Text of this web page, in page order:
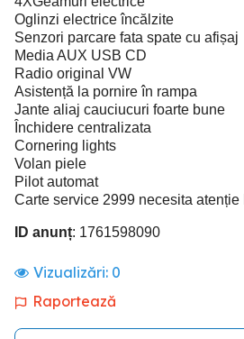
Oglinzi electrice încălzite
Senzori parcare fata spate cu afișaj
Media AUX USB CD
Radio original VW
Asistență la pornire în rampa
Jante aliaj cauciucuri foarte bune
Închidere centralizata
Cornering lights
Volan piele
Pilot automat
Carte service 2999 necesita atenție
ID anunț: 1761598090
Vizualizări: 0
Raportează